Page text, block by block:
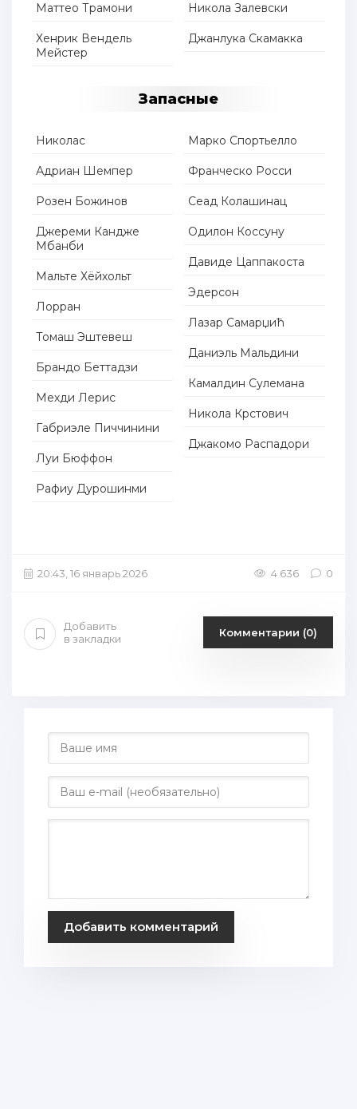
Маттео Трамони
Хенрик Вендель
Мейстер
Никола Залевски
Джанлука Скамакка
Запасные
Николас
Адриан Шемпер
Розен Божинов
Джереми Кандже
Мбанби
Мальте Хёйхольт
Лорран
Томаш Эштевеш
Брандо Беттадзи
Мехди Лерис
Габриэле Пиччинини
Луи Бюффон
Рафиу Дурошинми
Марко Спортьелло
Франческо Росси
Сеад Колашинац
Одилон Коссуну
Давиде Цаппакоста
Эдерсон
Лазар Самарџић
Даниэль Мальдини
Камалдин Сулемана
Никола Крстович
Джакомо Распадори
20:43, 16 январь 2026 4 636 0
Добавить
в закладки
Комментарии (0)
Добавить комментарий